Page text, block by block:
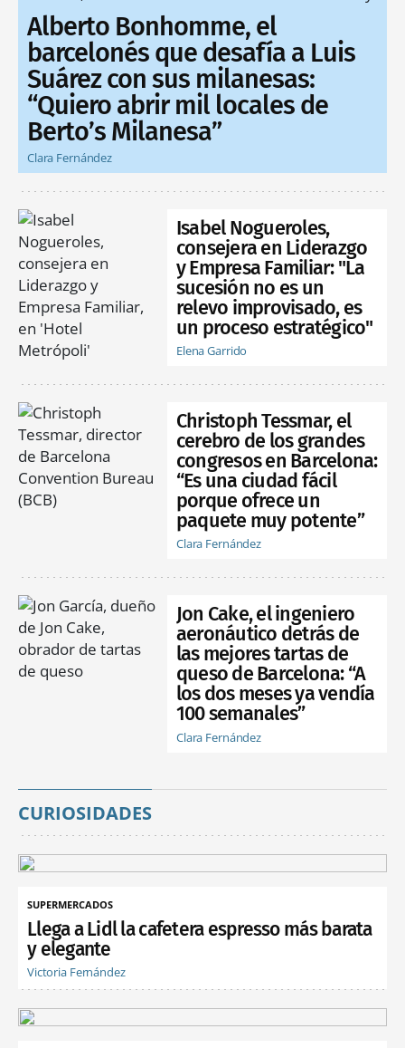
Alberto Bonhomme, el
barcelonés que desafía a Luis
Suárez con sus milanesas:
“Quiero abrir mil locales de
Berto’s Milanesa”
Clara Fernández
Isabel Nogueroles,
consejera en Liderazgo
y Empresa Familiar: "La
sucesión no es un
relevo improvisado, es
un proceso estratégico"
Elena Garrido
Christoph Tessmar, el
cerebro de los grandes
congresos en Barcelona:
“Es una ciudad fácil
porque ofrece un
paquete muy potente”
Clara Fernández
Jon Cake, el ingeniero
aeronáutico detrás de
las mejores tartas de
queso de Barcelona: “A
los dos meses ya vendía
100 semanales”
Clara Fernández
CURIOSIDADES
SUPERMERCADOS
Llega a Lidl la cafetera espresso más barata
y elegante
Victoria Fernández